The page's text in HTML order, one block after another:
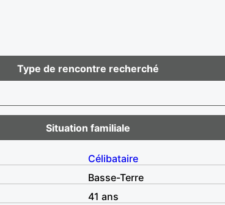
Type de rencontre recherché
Situation familiale
Célibataire
Basse-Terre
41 ans